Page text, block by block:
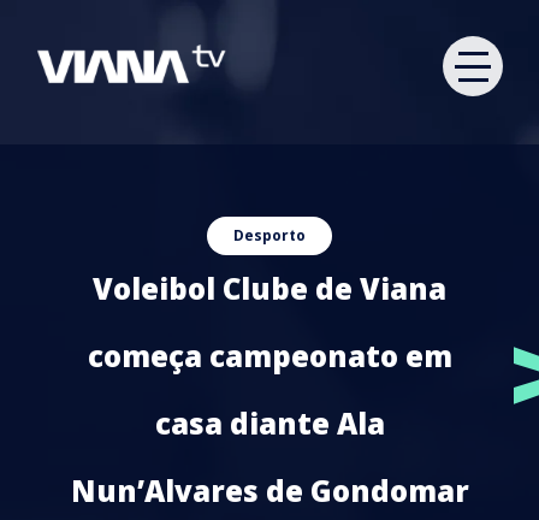
Desporto
Voleibol Clube de Viana
começa campeonato em
casa diante Ala
Nun’Alvares de Gondomar